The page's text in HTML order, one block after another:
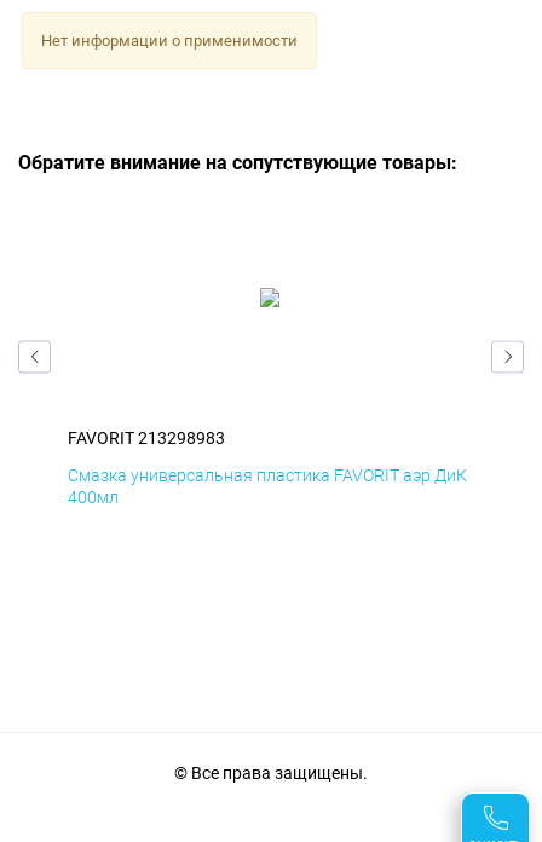
Нет информации о применимости
Обратите внимание на сопутствующие товары:
FAVORIT 213298983
Смазка универсальная пластика FAVORIT аэр ДиК
400мл
© Все права защищены.